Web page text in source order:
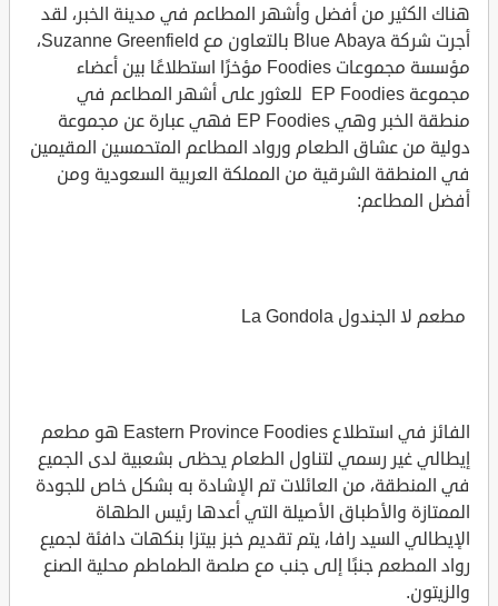
هناك الكثير من أفضل وأشهر المطاعم في مدينة الخبر، لقد
أجرت شركة Blue Abaya بالتعاون مع Suzanne Greenfield،
مؤسسة مجموعات Foodies مؤخرًا استطلاعًا بين أعضاء
مجموعة EP Foodies للعثور على أشهر المطاعم في
منطقة الخبر وهي EP Foodies فهي عبارة عن مجموعة
دولية من عشاق الطعام ورواد المطاعم المتحمسين المقيمين
في المنطقة الشرقية من المملكة العربية السعودية ومن
أفضل المطاعم:
مطعم لا الجندول La Gondola
الفائز في استطلاع Eastern Province Foodies هو مطعم
إيطالي غير رسمي لتناول الطعام يحظى بشعبية لدى الجميع
في المنطقة، من العائلات تم الإشادة به بشكل خاص للجودة
الممتازة والأطباق الأصيلة التي أعدها رئيس الطهاة
الإيطالي السيد رافا، يتم تقديم خبز بيتزا بنكهات دافئة لجميع
رواد المطعم جنبًا إلى جنب مع صلصة الطماطم محلية الصنع
والزيتون.